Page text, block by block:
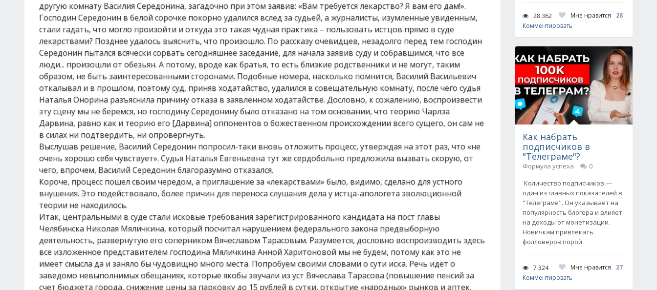
другую комнату Василия Середонина, загадочно при этом заявив: «Вам требуется лекарство? Я вам его дам!».
Господин Середонин в белой сорочке покорно удалился вслед за судьей, а журналисты, изумленные увиденным,
стали гадать, что могло произойти и откуда это такая чудная практика – пользовать истцов прямо в суде
лекарствами? Позднее удалось выяснить, что произошло. По рассказу очевидцев, незадолго перед тем господин
Середонин пытался всячески сорвать сегодняшнее заседание, для начала заявив суду и собравшимся, что все
люди... произошли от обезьян. А потому, вроде как братья, то есть близкие родственники и не могут, таким
образом, не быть заинтересованными сторонами. Подобные номера, насколько помнится, Василий Васильевич
откалывал и в прошлом, поэтому суд, приняв ходатайство, удалился в совещательную комнату, после чего судья
Наталья Онорина разъяснила причину отказа в заявленном ходатайстве. Дословно, к сожалению, воспроизвести
эту сцену мы не беремся, но господину Середонину было отказано на том основании, что теорию Чарлза
Дарвина, равно как и теорию его [Дарвина] оппонентов о божественном происхождении всего сущего, он сам не
в силах ни подтвердить, ни опровергнуть.
Выслушав решение, Василий Середонин попросил-таки вновь отложить процесс, утверждая на этот раз, что «не
очень хорошо себя чувствует». Судья Наталья Евгеньевна тут же сердобольно предложила вызвать скорую, от
чего, впрочем, Василий Середонин благоразумно отказался.
Короче, процесс пошел своим чередом, а приглашение за «лекарствами» было, видимо, сделано для устного
внушения. Это подействовало, более причин для переноса слушания дела у истца-апологета эволюционной
теории не находилось.
Итак, центральными в суде стали исковые требования зарегистрированного кандидата на пост главы
Челябинска Николая Мяличкина, который посчитал нарушением федерального закона предвыборную
деятельность, развернутую его соперником Вячеславом Тарасовым. Разумеется, дословно воспроизводить здесь
все изложенное представителем господина Мяличкина Анной Харитоновой мы не будем, потому как это не
имеет смысла да и заняло бы чудовищно много места. Попробуем своими словами о сути иска. Речь идет о
заведомо невыполнимых обещаниях, которые якобы звучали из уст Вячеслава Тарасова (повышение пенсий за
счет бюджета города, снижение цены за парковку до 15 рублей в сутки, открытие «народных» рынков и аптек,
28 362 Мне нравится
28
Комментировать
Как набрать
подписчиков в
"Телеграме"?
Формула успеха
0
Количество подписчиков —
один из главных показателей в
"Телеграме". Он указывает на
популярность блогера и влияет
на доходы от монетизации.
Новичкам привлекать
фолловеров порой
7 324 Мне нравится
27
Комментировать